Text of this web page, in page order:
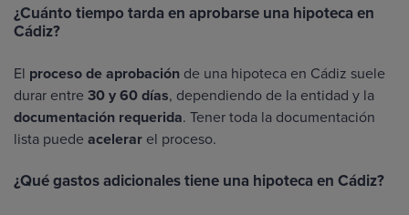
¿Cuánto tiempo tarda en aprobarse una hipoteca en
Cádiz?
El proceso de aprobación de una hipoteca en Cádiz suele
durar entre 30 y 60 días, dependiendo de la entidad y la
documentación requerida. Tener toda la documentación
lista puede acelerar el proceso.
¿Qué gastos adicionales tiene una hipoteca en Cádiz?